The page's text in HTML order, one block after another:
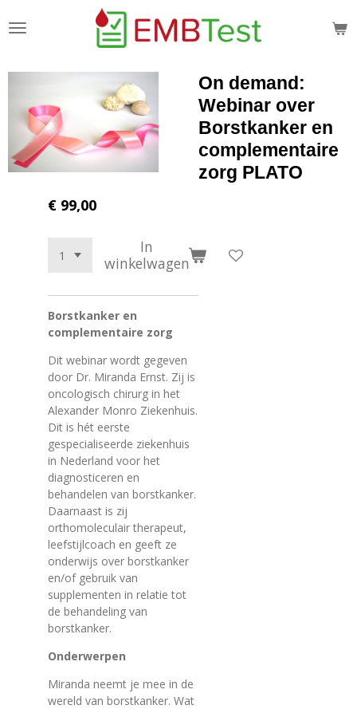
direct
On demand:
Webinar over
Borstkanker en
complementaire
zorg PLATO
€ 99,00
In
winkelwagen
Borstkanker en
complementaire zorg
Dit webinar wordt gegeven
door Dr. Miranda Ernst. Zij is
oncologisch chirurg in het
Alexander Monro Ziekenhuis.
Dit is hét eerste
gespecialiseerde ziekenhuis
in Nederland voor het
diagnosticeren en
behandelen van borstkanker.
Daarnaast is zij
orthomoleculair therapeut,
leefstijlcoach en geeft ze
onderwijs over borstkanker
en/of gebruik van
supplementen in relatie tot
de behandeling van
borstkanker.
Onderwerpen
Miranda neemt je mee in de
wereld van borstkanker. Wat